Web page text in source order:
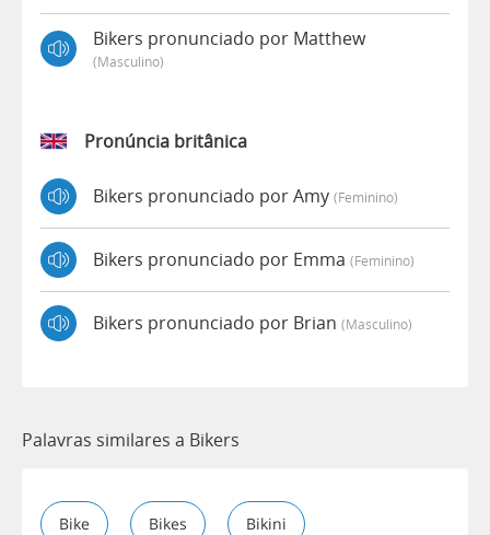
Bikers pronunciado por Matthew
(masculino)
Pronúncia britânica
Bikers pronunciado por Amy (feminino)
Bikers pronunciado por Emma (feminino)
Bikers pronunciado por Brian (masculino)
Palavras similares a Bikers
Bike Bikes Bikini